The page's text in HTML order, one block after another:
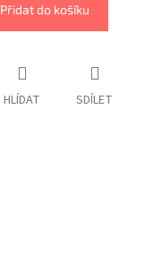
Přidat do košíku
HLÍDAT SDÍLET